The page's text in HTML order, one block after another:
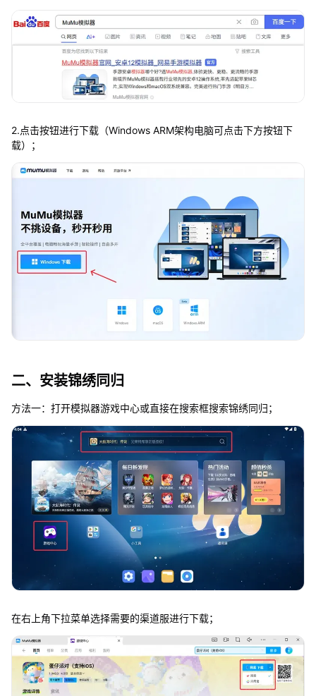
2.点击按钮进行下载（Windows ARM架构电脑可点击下方按钮下
载）；
二、安装锦绣同归
方法一：打开模拟器游戏中心或直接在搜索框搜索锦绣同归；
在右上角下拉菜单选择需要的渠道服进行下载；